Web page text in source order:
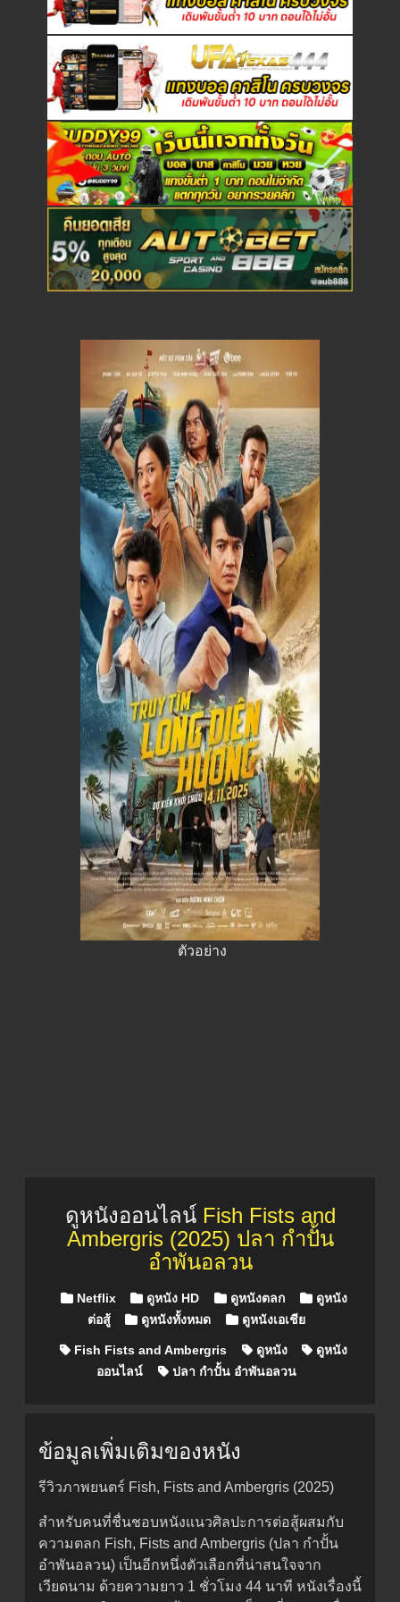
ตัวอย่าง
ดูหนังออนไลน์ Fish Fists and
Ambergris (2025) ปลา กำปั้น
อำพันอลวน
Posted in
Netflix ดูหนัง HD ดูหนังตลก
ดูหนัง
ต่อสู้
ดูหนังทั้งหมด ดูหนังเอเชีย
Fish Fists and Ambergris ดูหนัง
ดูหนัง
ออนไลน์
ปลา กำปั้น อำพันอลวน
ข้อมูลเพิ่มเติมของหนัง
รีวิวภาพยนตร์ Fish, Fists and Ambergris (2025)
สำหรับคนที่ชื่นชอบหนังแนวศิลปะการต่อสู้ผสมกับ
ความตลก Fish, Fists and Ambergris (ปลา กำปั้น
อำพันอลวน) เป็นอีกหนึ่งตัวเลือกที่น่าสนใจจาก
เวียดนาม ด้วยความยาว 1 ชั่วโมง 44 นาที หนังเรื่องนี้